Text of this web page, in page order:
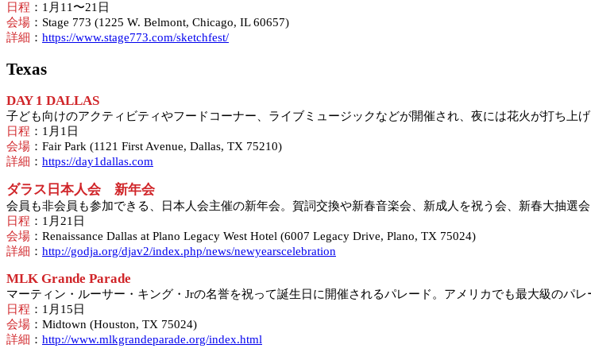
日程 ：1月11〜21日
会場 ：Stage 773 (1225 W. Belmont, Chicago, IL 60657)
詳細 ： https://www.stage773.com/sketchfest/
Texas
DAY 1 DALLAS
子ども向けのアクティビティやフードコーナー、ライブミュージックなどが開催され、夜には花火が打ち上
日程 ：1月1日
会場 ：Fair Park (1121 First Avenue, Dallas, TX 75210)
詳細 ： https://day1dallas.com
ダラス日本人会 新年会
会員も非会員も参加できる、日本人会主催の新年会。賀詞交換や新春音楽会、新成人を祝う会、新春大抽選
日程 ：1月21日
会場 ：Renaissance Dallas at Plano Legacy West Hotel (6007 Legacy Drive, Plano, TX 75024)
詳細 ： http://godja.org/djav2/index.php/news/newyearscelebration
MLK Grande Parade
マーティン・ルーサー・キング・Jrの名誉を祝って誕生日に開催されるパレード。アメリカでも最大級のパ
日程 ：1月15日
会場 ：Midtown (Houston, TX 75024)
詳細 ： http://www.mlkgrandeparade.org/index.html